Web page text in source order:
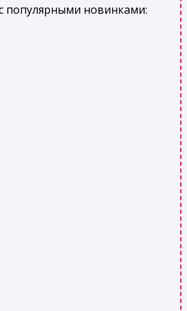
популярными новинками: